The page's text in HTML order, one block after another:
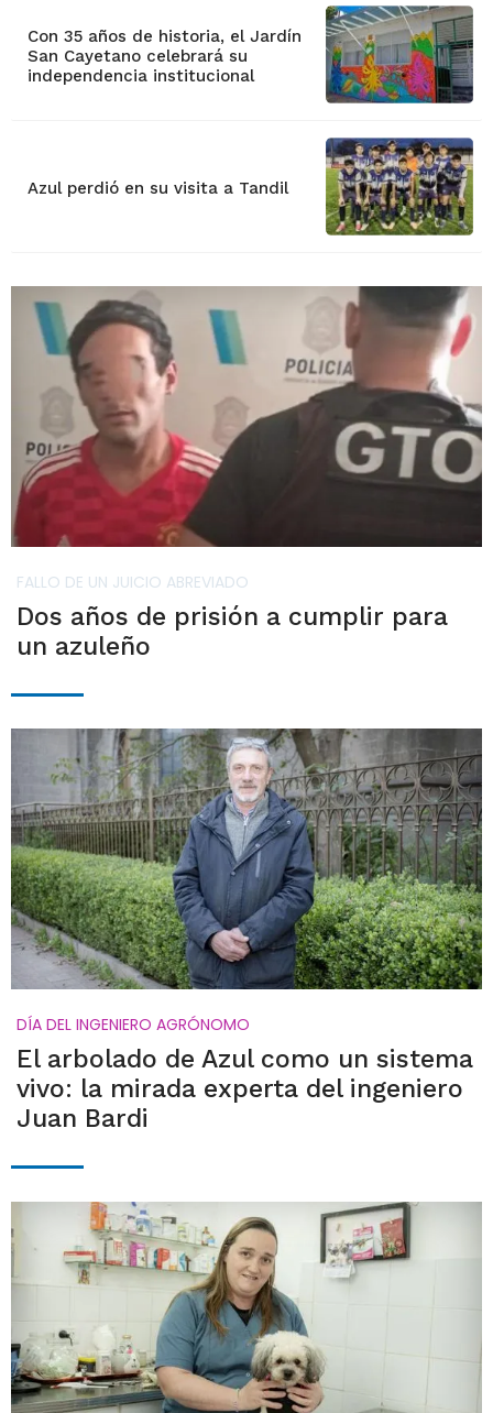
Con 35 años de historia, el Jardín
San Cayetano celebrará su
independencia institucional
Azul perdió en su visita a Tandil
FALLO DE UN JUICIO ABREVIADO
Dos años de prisión a cumplir para
un azuleño
DÍA DEL INGENIERO AGRÓNOMO
El arbolado de Azul como un sistema
vivo: la mirada experta del ingeniero
Juan Bardi